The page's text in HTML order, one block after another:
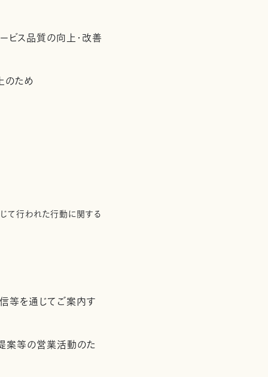
ビス品質の向上・改善
のため
て行われた行動に関する
信等を通じてご案内す
案等の営業活動のた